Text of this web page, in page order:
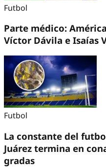
Futbol
Parte médico:
Víctor Dávila e Isaías
Futbol
La constante del
Juárez termina en
gradas